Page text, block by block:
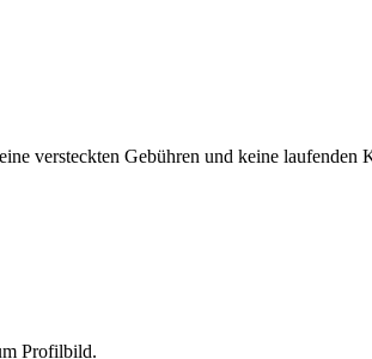
versteckten Gebühren und keine laufenden
Profilbild.